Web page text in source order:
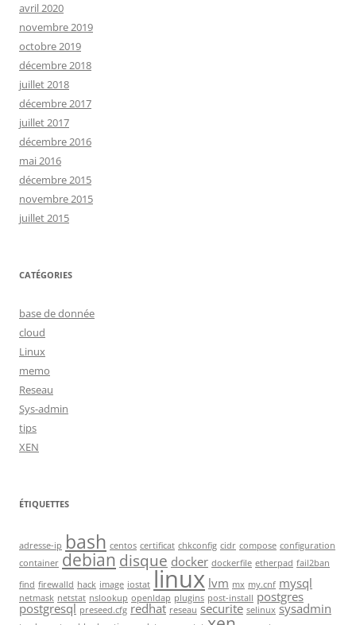
avril 2020
novembre 2019
octobre 2019
décembre 2018
juillet 2018
décembre 2017
juillet 2017
décembre 2016
mai 2016
décembre 2015
novembre 2015
juillet 2015
CATÉGORIES
base de donnée
cloud
Linux
memo
Reseau
Sys-admin
tips
XEN
ÉTIQUETTES
adresse-ip bash centos certificat chkconfig cidr compose configuration
container debian disque docker dockerfile etherpad fail2ban
find firewalld hack image iostat linux lvm mx my.cnf mysql
netmask netstat nslookup openldap plugins post-install postgres
postgresql preseed.cfg redhat reseau securite selinux sysadmin